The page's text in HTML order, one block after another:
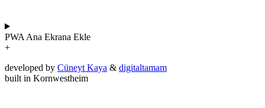
PWA Ana Ekrana Ekle
+
developed by Cüneyt Kaya & digitaltamam
built in Kornwestheim